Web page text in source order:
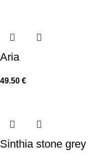
Aria
49.50 €
Sinthia stone grey